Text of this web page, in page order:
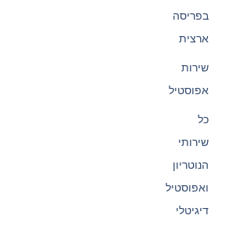
בפריסה
ארצית
שירות
אפוסטיל
כל
שירותי
הנוטריון
ואפוסטיל
דיגיטלי